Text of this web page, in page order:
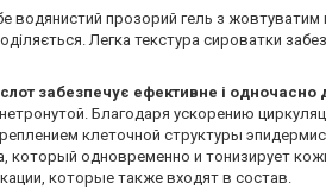
водянистий прозорий гель з
Легка текстура сироватки
забезпечує ефективне і
Благодаря ускорению
клеточной структуры
который одновременно и тонизирует
которые также входят в состав.